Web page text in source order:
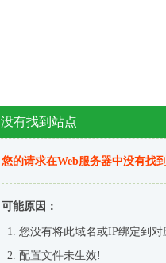
没有找到站点
您的请求在Web服务器中没有找
可能原因：
您没有将此域名或IP绑定到对
配置文件未生效!